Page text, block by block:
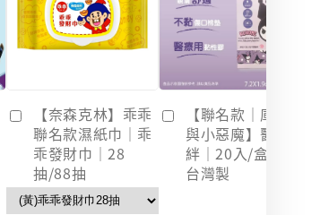
【奈森克林】乖乖
聯名款濕紙巾｜乖
乖發財巾｜28
抽/88抽
【聯名款｜庫洛米
與小惡魔】醫療OK
絆｜20入/盒裝｜
台灣製